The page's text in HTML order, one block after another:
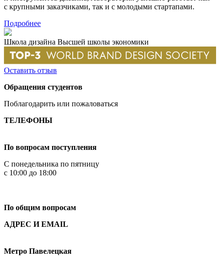
с крупными заказчиками, так и с молодыми стартапами.
Подробнее
Школа дизайна Высшей школы экономики
Оставить отзыв
Обращения студентов
Поблагодарить или пожаловаться
ТЕЛЕФОНЫ
По вопросам поступления
С понедельника по пятницу
с 10:00 до 18:00
По общим вопросам
АДРЕС И EMAIL
Метро Павелецкая